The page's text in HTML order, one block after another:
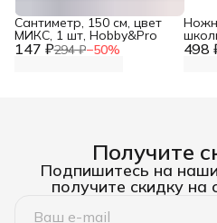
147 ₽294 ₽−50%
Сантиметр, 150 см, цвет
МИКС, 1 шт, Hobby&Pro
498
Получите
Подпишитесь на
получите скидку